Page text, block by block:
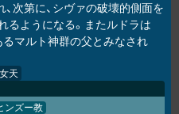
次第に、シヴァの破壊的側面を
るようになる。またルドラは
るマルト神群の父とみなされ
天
ンズー教